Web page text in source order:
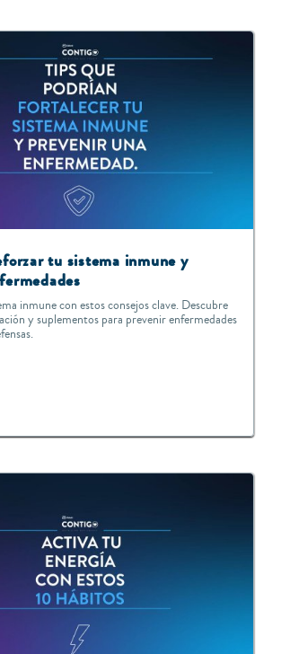
tu sistema inmune y
inmune con estos consejos clave. Descubre
y suplementos para prevenir enfermedades